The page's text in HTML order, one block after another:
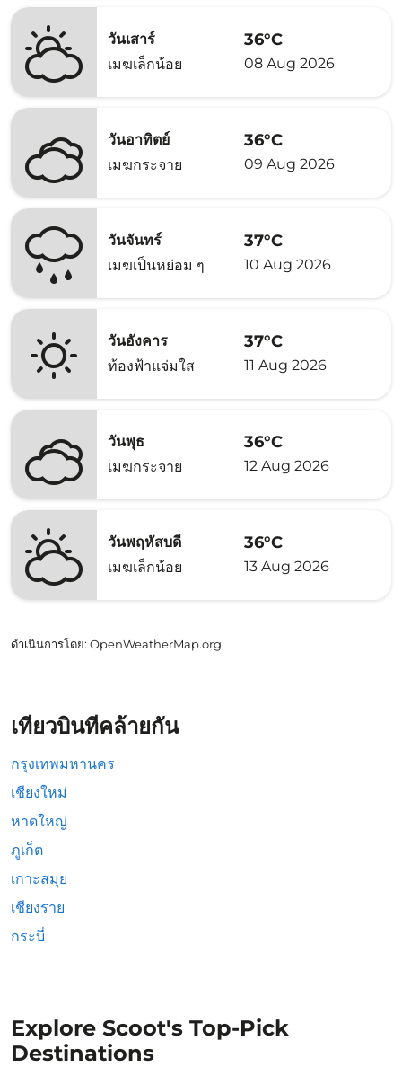
วันเสาร์
เมฆเล็กน้อย
36°C
08 Aug 2026
วันอาทิตย์
เมฆกระจาย
36°C
09 Aug 2026
วันจันทร์
เมฆเป็นหย่อม ๆ
37°C
10 Aug 2026
วันอังคาร
ท้องฟ้าแจ่มใส
37°C
11 Aug 2026
วันพุธ
เมฆกระจาย
36°C
12 Aug 2026
วันพฤหัสบดี
เมฆเล็กน้อย
36°C
13 Aug 2026
ดำเนินการโดย: OpenWeatherMap.org
เที่ยวบินที่คล้ายกัน
กรุงเทพมหานคร
เชียงใหม่
หาดใหญ่
ภูเก็ต
เกาะสมุย
เชียงราย
กระบี่
Explore Scoot's Top-Pick
Destinations